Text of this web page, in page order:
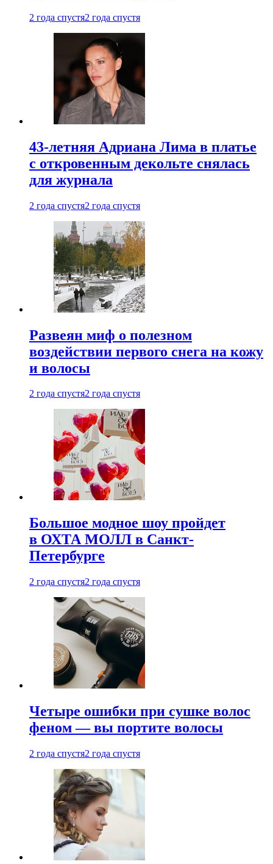
2 года спустя2 года спустя
43-летняя Адриана Лима в платье
с откровенным декольте снялась
для журнала
2 года спустя2 года спустя
Развеян миф о полезном
воздействии первого снега на кожу
и волосы
2 года спустя2 года спустя
Большое модное шоу пройдет
в ОХТА МОЛЛ в Санкт-
Петербурге
2 года спустя2 года спустя
Четыре ошибки при сушке волос
феном — вы портите волосы
2 года спустя2 года спустя